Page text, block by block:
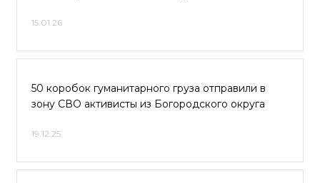
15.01.26
50 коробок гуманитарного груза отправили в
зону СВО активисты из Богородского округа
19.12.25